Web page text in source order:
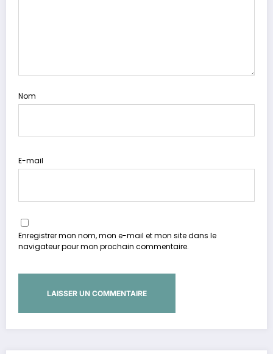
Nom
E-mail
Enregistrer mon nom, mon e-mail et mon site dans le
navigateur pour mon prochain commentaire.